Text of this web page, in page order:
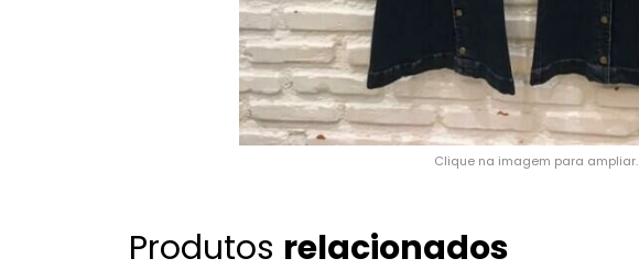
Clique na imagem para ampliar.
Produtos relacionados